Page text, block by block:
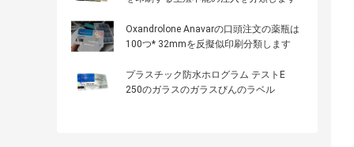
Oxandrolone Anavarの口頭注文の薬瓶は
100つ* 32mmを反擬似印刷分類します
プラスチック防水ホログラム テストE
250のガラスのガラスびんのラベル